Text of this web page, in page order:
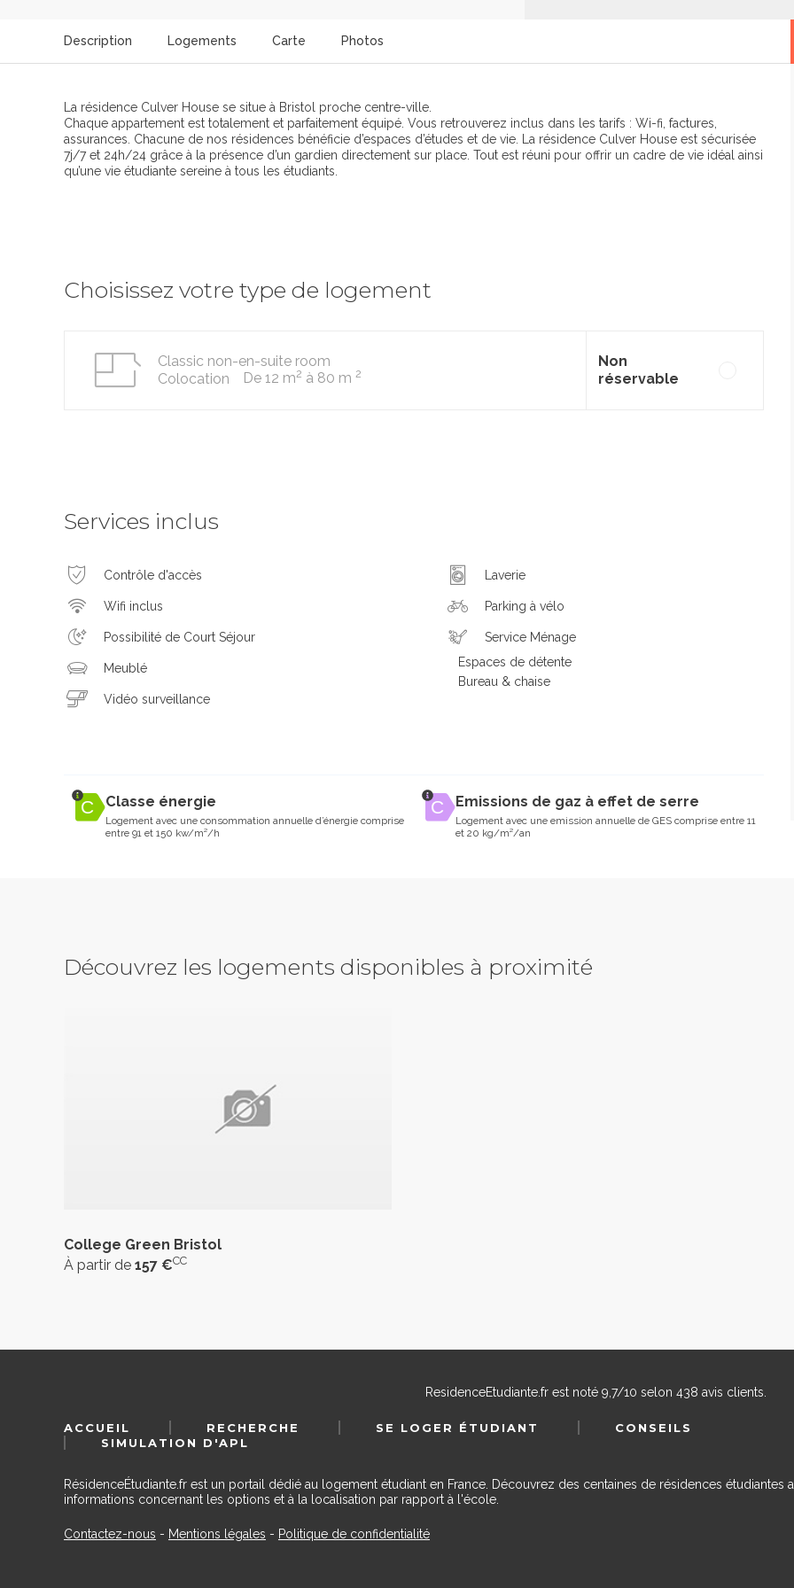
Description Logements Carte Photos
La résidence Culver House se situe à Bristol proche centre-ville.
Chaque appartement est totalement et parfaitement équipé. Vous retrouverez inclus dans les tarifs : Wi-fi, factures,
assurances. Chacune de nos résidences bénéficie d’espaces d’études et de vie. La résidence Culver House est sécurisée
7j/7 et 24h/24 grâce à la présence d’un gardien directement sur place. Tout est réuni pour offrir un cadre de vie idéal ainsi
qu’une vie étudiante sereine à tous les étudiants.
Choisissez votre type de logement
Classic non-en-suite room
Colocation
De 12 m2 à 80 m 2
Non
réservable
Services inclus
Contrôle d'accès
Wifi inclus
Possibilité de Court Séjour
Meublé
Vidéo surveillance
Laverie
Parking à vélo
Service Ménage
Espaces de détente
Bureau & chaise
Classe énergie
Logement avec une consommation annuelle d’énergie comprise
entre 91 et 150 kw/m²/h
Emissions de gaz à effet de serre
Logement avec une emission annuelle de GES comprise entre 11
et 20 kg/m²/an
Découvrez les logements disponibles à proximité
College Green Bristol
À partir de 157 €CC
ResidenceEtudiante.frest noté 9,7/10 selon 438 avis clients.
ACCUEIL RECHERCHE SE LOGER ÉTUDIANT
CONSEILS
SIMULATION D'APL
RésidenceÉtudiante.fr est un portail dédié au logement étudiant en France. Découvrez des centaines de résidences étudiantes
informations concernant les options et à la localisation par rapport à l'école.
Contactez-nous - Mentions légales - Politique de confidentialité